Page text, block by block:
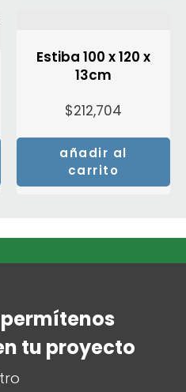
Estiba 100 x 120 x
13cm
$212,704
añadir al
carrito
tu proyecto